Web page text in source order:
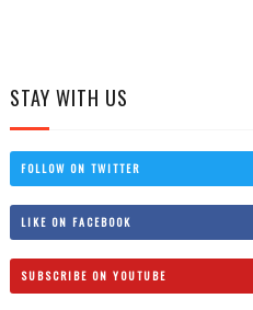
STAY WITH US
FOLLOW ON TWITTER
LIKE ON FACEBOOK
SUBSCRIBE ON YOUTUBE